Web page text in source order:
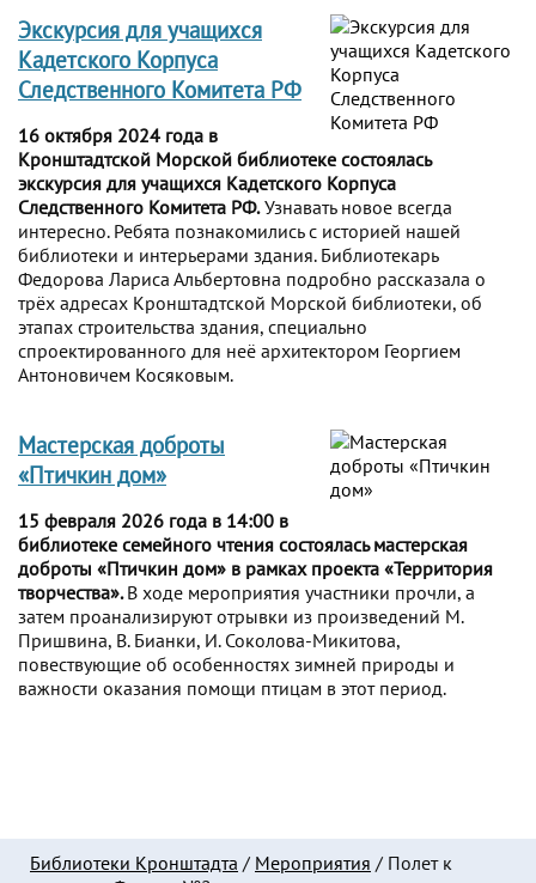
Экскурсия для учащихся
Кадетского Корпуса
Следственного Комитета РФ
16 октября 2024 года в
Кронштадтской Морской библиотеке состоялась
экскурсия для учащихся Кадетского Корпуса
Следственного Комитета РФ.Узнавать новое всегда
интересно. Ребята познакомились с историей нашей
библиотеки и интерьерами здания. Библиотекарь
Федорова Лариса Альбертовна подробно рассказала о
трёх адресах Кронштадтской Морской библиотеки, об
этапах строительства здания, специально
спроектированного для неё архитектором Георгием
Антоновичем Косяковым.
Мастерская доброты
«Птичкин дом»
15 февраля 2026 года в 14:00 в
библиотеке семейного чтения состоялась мастерская
доброты «Птичкин дом» в рамках проекта «Территория
творчества».В ходе мероприятия участники прочли, а
затем проанализируют отрывки из произведений М.
Пришвина, В. Бианки, И. Соколова-Микитова,
повествующие об особенностях зимней природы и
важности оказания помощи птицам в этот период.
Библиотеки Кронштадта / Мероприятия / Полет к